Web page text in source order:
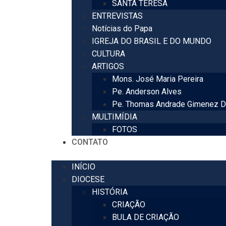
SANTA TERESA
ENTREVISTAS
Notícias do Papa
IGREJA DO BRASIL E DO MUNDO
CULTURA
ARTIGOS
Mons. José Maria Pereira
Pe. Anderson Alves
Pe. Thomas Andrade Gimenez
MULTIMÍDIA
FOTOS
CONTATO
INÍCIO
DIOCESE
HISTÓRIA
CRIAÇÃO
BULA DE CRIAÇÃO